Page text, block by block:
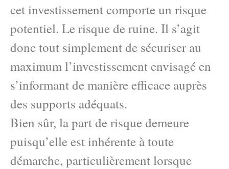
cet investissement comporte un risque
potentiel. Le risque de ruine. Il s’agit
donc tout simplement de sécuriser au
maximum l’investissement envisagé en
s’informant de manière efficace auprès
des supports adéquats.
Bien sûr, la part de risque demeure
puisqu’elle est inhérente à toute
démarche, particulièrement lorsque